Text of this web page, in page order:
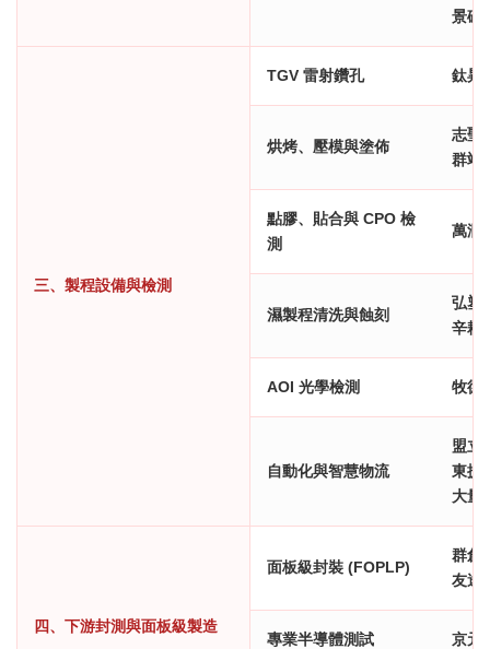
景碩
三、製程設備與檢測
TGV 雷射鑽孔 鈦昇
烘烤、壓模與塗佈
志聖
群翊
點膠、貼合與 CPO 檢
測
萬潤
濕製程清洗與蝕刻
弘塑
辛耘
AOI 光學檢測 牧德
自動化與智慧物流
盟立
東捷
大量
四、下游封測與面板級製造
面板級封裝 (FOPLP)
群創
友達
專業半導體測試 京元